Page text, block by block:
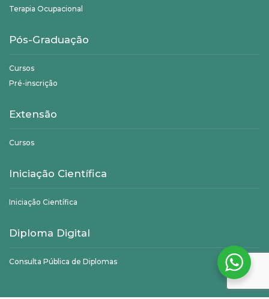
Terapia Ocupacional
Pós-Graduação
Cursos
Pré-inscrição
Extensão
Cursos
Iniciação Científica
Iniciação Científica
Diploma Digital
Consulta Pública de Diplomas